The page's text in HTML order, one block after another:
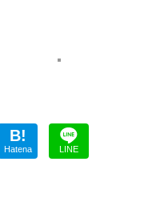
B!
Hatena LINE